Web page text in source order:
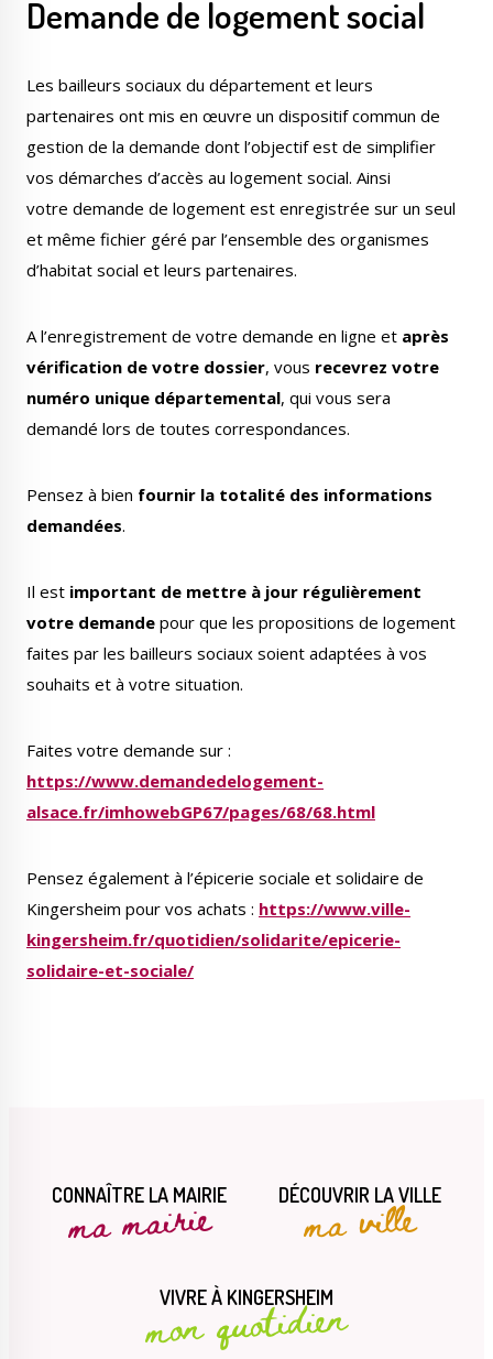
Publications
Enquêtes publiques
Qualité de l'air Economie locale
Le Créa La médiathèque
Demande de logement social
Les bailleurs sociaux du département et leurs
partenaires ont mis en œuvre un dispositif commun de
gestion de la demande dont l’objectif est de simplifier
vos démarches d’accès au logement social. Ainsi
votre demande de logement est enregistrée sur un seul
et même fichier géré par l’ensemble des organismes
d’habitat social et leurs partenaires.
A l’enregistrement de votre demande en ligne et après
vérification de votre dossier, vous recevrez votre
numéro unique départemental, qui vous sera
demandé lors de toutes correspondances.
Pensez à bien fournir la totalité des informations
demandées.
Il est important de mettre à jour régulièrement
votre demande pour que les propositions de logement
faites par les bailleurs sociaux soient adaptées à vos
souhaits et à votre situation.
Faites votre demande sur :
https://www.demandedelogement-
alsace.fr/imhowebGP67/pages/68/68.html
Pensez également à l’épicerie sociale et solidaire de
Kingersheim pour vos achats : https://www.ville-
kingersheim.fr/quotidien/solidarite/epicerie-
solidaire-et-sociale/
CONNAÎTRE LA MAIRIE
ma mairie DÉCOUVRIR LA VILLE
ma ville
VIVRE À KINGERSHEIM
mon quotidien